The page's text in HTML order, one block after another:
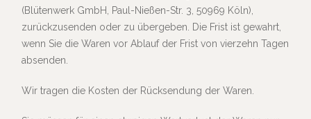
(Blütenwerk GmbH, Paul-Nießen-Str. 3, 50969 Köln),
zurückzusenden oder zu übergeben. Die Frist ist gewahrt,
wenn Sie die Waren vor Ablauf der Frist von vierzehn Tagen
absenden.
Wir tragen die Kosten der Rücksendung der Waren.